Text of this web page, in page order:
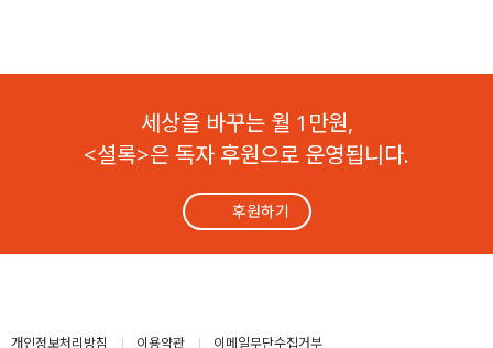
세상을 바꾸는 월 1만원,
<셜록>은 독자 후원으로 운영됩니다.
후원하기
개인정보처리방침 이용약관 이메일무단수집거부